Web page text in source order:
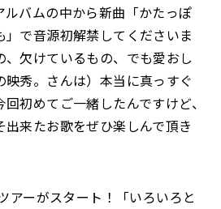
ルバムの中から新曲「かたっぽ
で音源初解禁してくださいま
、欠けているもの、でも愛おし
映秀。さんは）本当に真っすぐ
初めてご一緒したんですけど、
来たお歌をぜひ楽しんで頂き
アーがスタート！「いろいろと